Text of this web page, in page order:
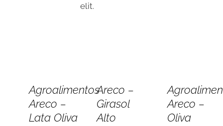
elit.
CARRITO
DETALLES
Agroalimentos
Areco –
Lata Oliva
CARRITO
DETALLES
Areco –
Girasol
Alto
CARRITO
DETALLES
Areco –
Oliva